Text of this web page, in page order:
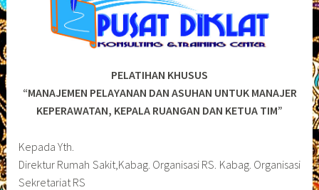
PELATIHAN KHUSUS
“MANAJEMEN PELAYANAN DAN ASUHAN UNTUK MANAJER
KEPERAWATAN, KEPALA RUANGAN DAN KETUA TIM”
Kepada Yth.
Direktur Rumah Sakit,Kabag. Organisasi RS. Kabag. Organisasi
Sekretariat RS